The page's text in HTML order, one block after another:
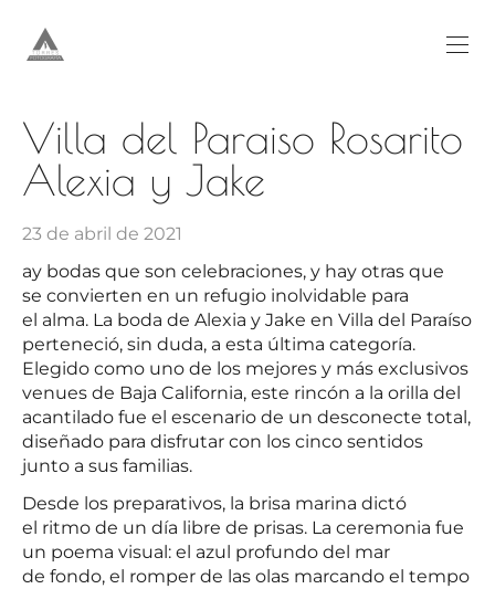
Villa del Paraiso Rosarito
Alexia y Jake
23 de abril de 2021
ay bodas que son celebraciones, y hay otras que
se convierten en un refugio inolvidable para
el alma. La boda de Alexia y Jake en Villa del Paraíso
perteneció, sin duda, a esta última categoría.
Elegido como uno de los mejores y más exclusivos
venues de Baja California, este rincón a la orilla del
acantilado fue el escenario de un desconecte total,
diseñado para disfrutar con los cinco sentidos
junto a sus familias.
Desde los preparativos, la brisa marina dictó
el ritmo de un día libre de prisas. La ceremonia fue
un poema visual: el azul profundo del mar
de fondo, el romper de las olas marcando el tempo